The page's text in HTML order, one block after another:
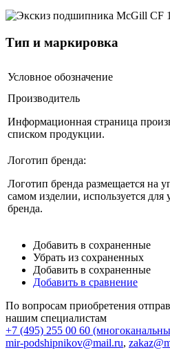
Тип и маркировка
Условное обозначение
Производитель
Информационная страница
списком продукции.
Логотип бренда:
Логотип бренда размещается на
самом изделии, используется для
бренда.
Добавить в сохраненные
Убрать из сохраненных
Добавить в сохраненные
Добавить в сравнение
По вопросам приобретения
нашим специалистам
+7 (495) 255 00 60
mir-podshipnikov@mail.ru,